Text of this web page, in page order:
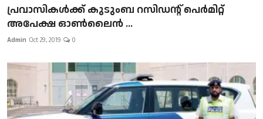
പ്രവാസികള്‍ക്ക് കുടുംബ റസിഡന്റ് പെർമിറ്റ്
അപേക്ഷ ഓൺലൈൻ ...
Admin Oct 29, 2019 0